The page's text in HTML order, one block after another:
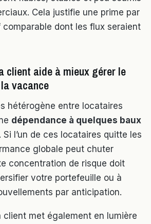
Cela justifie une prime par
dont les flux seraient
client aide à mieux gérer le
vacance
hétérogène entre locataires
dépendance à quelques baux
. Si l’un de ces locataires quitte les
globale peut chuter
concentration de risque doit
votre portefeuille ou à
par anticipation.
client met également en lumière